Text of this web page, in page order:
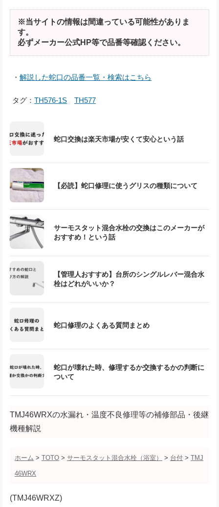
※当サイトの情報は間違っている可能性がありま
す。
必ずメーカー公式HP等で品番等確認ください。
・ 解説した蛇口の品番一覧・検索はこちら
タグ： TH576-1S TH577
蛇口交換は楽天市場が安くて安心という話
【必読】蛇口修理に使うグリスの種類について
サーモスタット混合水栓の交換はこのメーカーが
おすすめ！という話
【管理人おすすめ】台所のシングルレバー混合水
栓はどれがいいか？
蛇口修理のよくある質問まとめ
蛇口が壊れた時、修理するか交換するかの判断に
ついて
TMJ46WRXの水漏れ・温度不良修理等の補修部品・後継
機種解説
ホーム > TOTO > サーモスタット混合水栓（浴室） > 台付 > TMJ
46WRX
(TMJ46WRXZ)